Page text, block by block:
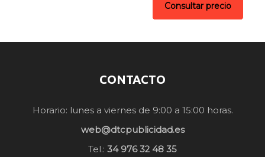
Consultar precio
CONTACTO
Horario: lunes a viernes de 9:00 a 15:00 horas.
web@dtcpublicidad.es
Tel.: 34 976 32 48 35